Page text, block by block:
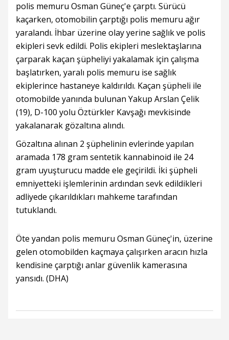
polis memuru Osman Güneç'e çarptı. Sürücü
kaçarken, otomobilin çarptığı polis memuru ağır
yaralandı. İhbar üzerine olay yerine sağlık ve polis
ekipleri sevk edildi. Polis ekipleri meslektaşlarına
çarparak kaçan şüpheliyi yakalamak için çalışma
başlatırken, yaralı polis memuru ise sağlık
ekiplerince hastaneye kaldırıldı. Kaçan şüpheli ile
otomobilde yanında bulunan Yakup Arslan Çelik
(19), D-100 yolu Öztürkler Kavşağı mevkisinde
yakalanarak gözaltına alındı.
Gözaltına alınan 2 şüphelinin evlerinde yapılan
aramada 178 gram sentetik kannabinoid ile 24
gram uyuşturucu madde ele geçirildi. İki şüpheli
emniyetteki işlemlerinin ardından sevk edildikleri
adliyede çıkarıldıkları mahkeme tarafından
tutuklandı.
Öte yandan polis memuru Osman Güneç'in, üzerine
gelen otomobilden kaçmaya çalışırken aracın hızla
kendisine çarptığı anlar güvenlik kamerasına
yansıdı. (DHA)